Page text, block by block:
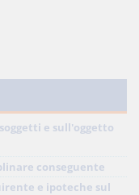
e sull'oggetto
conseguente
e ipoteche sul